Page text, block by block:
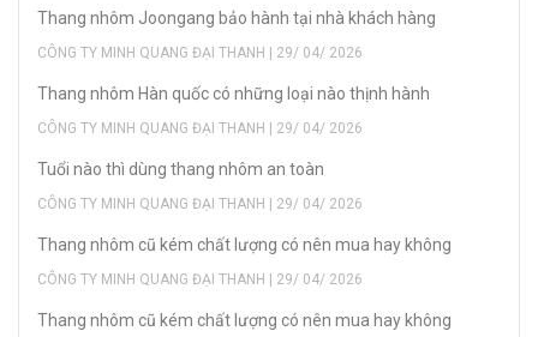
Thang nhôm Joongang bảo hành tại nhà khách hàng
CÔNG TY MINH QUANG ĐẠI THANH | 29/ 04/ 2026
Thang nhôm Hàn quốc có những loại nào thịnh hành
CÔNG TY MINH QUANG ĐẠI THANH | 29/ 04/ 2026
Tuổi nào thì dùng thang nhôm an toàn
CÔNG TY MINH QUANG ĐẠI THANH | 29/ 04/ 2026
Thang nhôm cũ kém chất lượng có nên mua hay không
CÔNG TY MINH QUANG ĐẠI THANH | 29/ 04/ 2026
Thang nhôm cũ kém chất lượng có nên mua hay không